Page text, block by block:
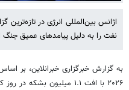
اژانس بین‌المللی انرژی در
نفت را به دلیل پیامدهای عمیق
به گزارش خبرگزاری خبرانلاین، بر
۲۰۲۶ با افت ۱.۱ میلیون